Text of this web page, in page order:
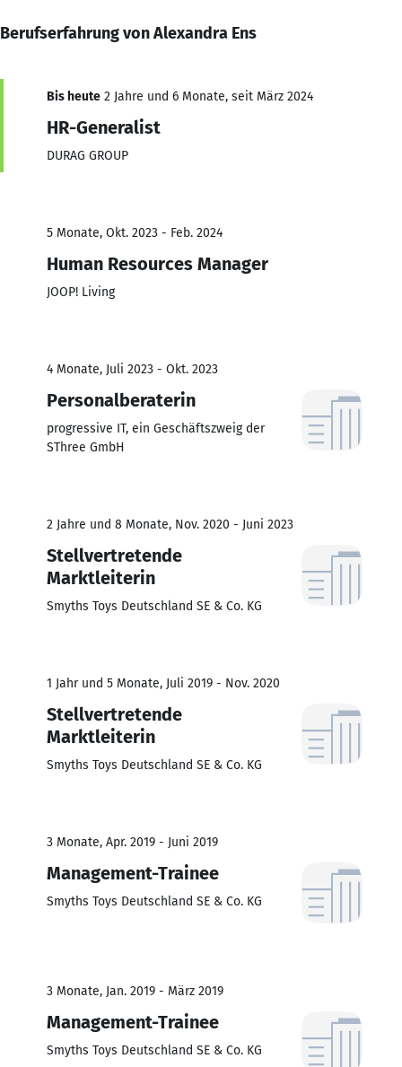
Berufserfahrung von Alexandra Ens
Bis heute 2 Jahre und 6 Monate, seit März 2024
HR-Generalist
DURAG GROUP
5 Monate, Okt. 2023 - Feb. 2024
Human Resources Manager
JOOP! Living
4 Monate, Juli 2023 - Okt. 2023
Personalberaterin
progressive IT, ein Geschäftszweig der
SThree GmbH
2 Jahre und 8 Monate, Nov. 2020 - Juni 2023
Stellvertretende
Marktleiterin
Smyths Toys Deutschland SE & Co. KG
1 Jahr und 5 Monate, Juli 2019 - Nov. 2020
Stellvertretende
Marktleiterin
Smyths Toys Deutschland SE & Co. KG
3 Monate, Apr. 2019 - Juni 2019
Management-Trainee
Smyths Toys Deutschland SE & Co. KG
3 Monate, Jan. 2019 - März 2019
Management-Trainee
Smyths Toys Deutschland SE & Co. KG